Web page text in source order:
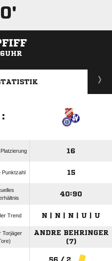
:
16
Punktzahl 15
40:90
Trend N | N | N | U | U
Torjäger
ANDRE BEHRINGER
(7)
56 / 2